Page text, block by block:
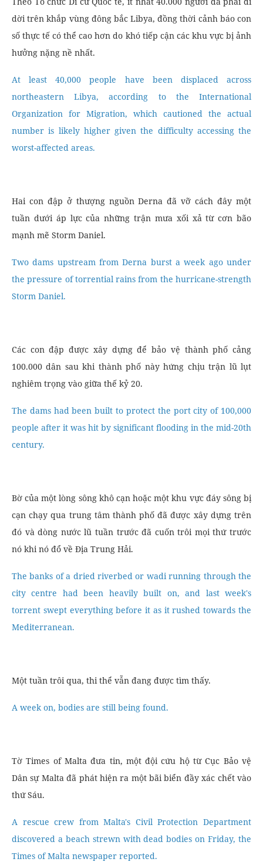
dời trên khắp vùng đông bắc Libya, đồng thời cảnh báo con
số thực tế có thể cao hơn do khó tiếp cận các khu vực bị ảnh
hưởng nặng nề nhất.
At least 40,000 people have been displaced across
northeastern Libya, according to the International
Organization for Migration, which cautioned the actual
number is likely higher given the difficulty accessing the
worst-affected areas.
Hai con đập ở thượng nguồn Derna đã vỡ cách đây một
tuần dưới áp lực của những trận mưa xối xả từ cơn bão
mạnh mẽ Storm Daniel.
Two dams upstream from Derna burst a week ago under
the pressure of torrential rains from the hurricane-strength
Storm Daniel.
Các con đập được xây dựng để bảo vệ thành phố cảng
100.000 dân sau khi thành phố này hứng chịu trận lũ lụt
nghiêm trọng vào giữa thế kỷ 20.
The dams had been built to protect the port city of 100,000
people after it was hit by significant flooding in the mid-20th
century.
Bờ của một lòng sông khô cạn hoặc một khu vực đáy sông bị
cạn chạy qua trung tâm thành phố đã được xây dựng trên
đó và dòng nước lũ tuần trước đã cuốn trôi mọi thứ trước
nó khi nó đổ về Địa Trung Hải.
The banks of a dried riverbed or wadi running through the
city centre had been heavily built on, and last week's
torrent swept everything before it as it rushed towards the
Mediterranean.
Một tuần trôi qua, thi thể vẫn đang được tìm thấy.
A week on, bodies are still being found.
Tờ Times of Malta đưa tin, một đội cứu hộ từ Cục Bảo vệ
Dân sự Malta đã phát hiện ra một bãi biển đầy xác chết vào
thứ Sáu.
A rescue crew from Malta's Civil Protection Department
discovered a beach strewn with dead bodies on Friday, the
Times of Malta newspaper reported.